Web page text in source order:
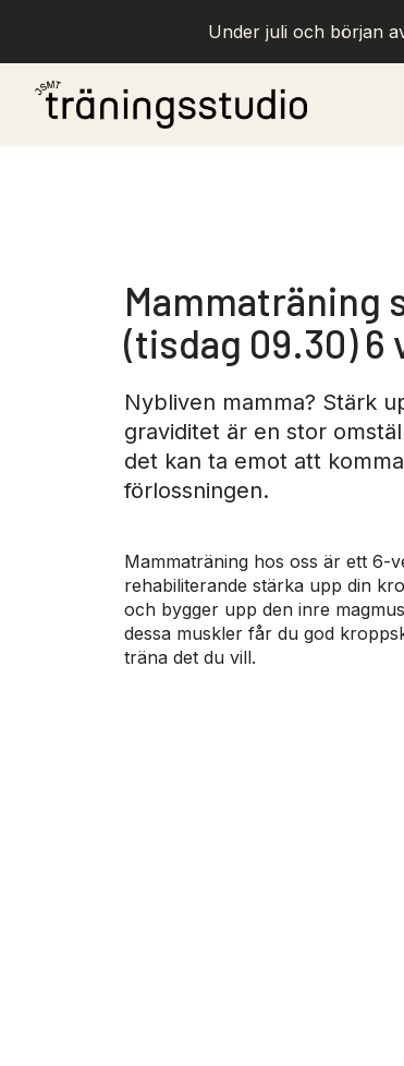
Mammaträning
(tisdag 09.30) 6
Nybliven mamma? Stärk
graviditet är en stor
det kan ta emot att
förlossningen.
Mammaträning hos oss är ett 6-
rehabiliterande stärka upp din
och bygger upp den inre
dessa muskler får du god
träna det du vill.
Under juli och början